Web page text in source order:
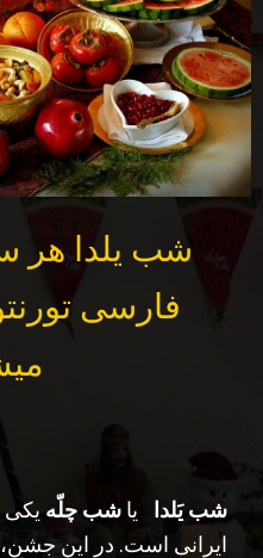
شب یلدا هر
فارسی
شب یَلدا یا شب چلّه
ایرانی است. در این